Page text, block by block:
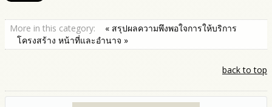
More in this category:
« สรุปผลความพึงพอใจการให้บริการ
โครงสร้าง หน้าที่และอำนาจ »
back to top